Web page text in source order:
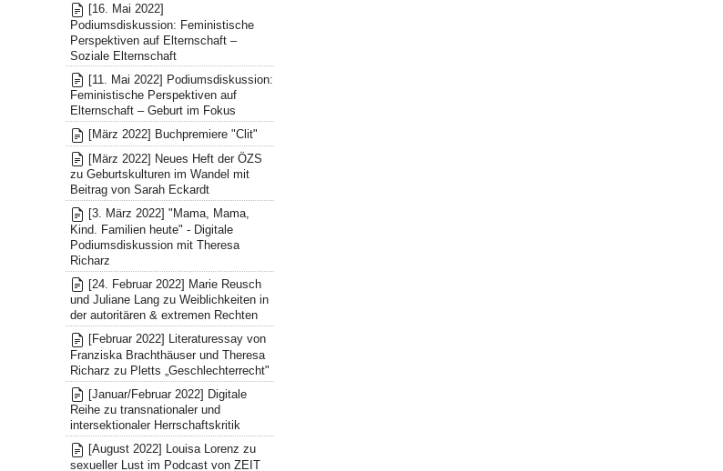
[16. Mai 2022]
Podiumsdiskussion: Feministische
Perspektiven auf Elternschaft –
Soziale Elternschaft
[11. Mai 2022] Podiumsdiskussion:
Feministische Perspektiven auf
Elternschaft – Geburt im Fokus
[März 2022] Buchpremiere "Clit"
[März 2022] Neues Heft der ÖZS
zu Geburtskulturen im Wandel mit
Beitrag von Sarah Eckardt
[3. März 2022] "Mama, Mama,
Kind. Familien heute" - Digitale
Podiumsdiskussion mit Theresa
Richarz
[24. Februar 2022] Marie Reusch
und Juliane Lang zu Weiblichkeiten in
der autoritären & extremen Rechten
[Februar 2022] Literaturessay von
Franziska Brachthäuser und Theresa
Richarz zu Pletts „Geschlechterrecht"
[Januar/Februar 2022] Digitale
Reihe zu transnationaler und
intersektionaler Herrschaftskritik
[August 2022] Louisa Lorenz zu
sexueller Lust im Podcast von ZEIT